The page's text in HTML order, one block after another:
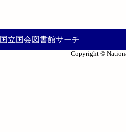
国立国会図書館サーチ
Copyright ©